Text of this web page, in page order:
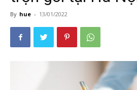
By hue - 13/01/2022